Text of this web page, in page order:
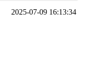
2025-07-09 16:13:34